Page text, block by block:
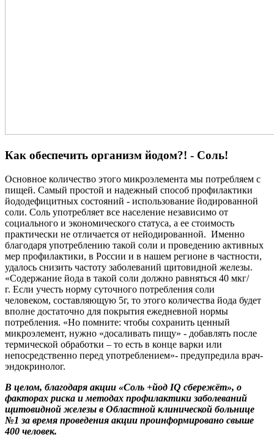
Как обеспечить организм йодом?! - Соль!
Основное количество этого микроэлемента мы потребляем с
пищей. Самый простой и надежный способ профилактики
йододефицитных состояний - использование йодированной
соли. Соль употребляет все население независимо от
социального и экономического статуса, а ее стоимость
практически не отличается от нейодированной. Именно
благодаря употреблению такой соли и проведению активных
мер профилактики, в России и в нашем регионе в частности,
удалось снизить частоту заболеваний щитовидной железы.
«Содержание йода в такой соли должно равняться 40 мкг/
г. Если учесть норму суточного потребления соли
человеком, составляющую 5г, то этого количества йода будет
вполне достаточно для покрытия ежедневной нормы
потребления. «Но помните: чтобы сохранить ценный
микроэлемент, нужно «досаливать пищу» - добавлять после
термической обработки – то есть в конце варки или
непосредственно перед употреблением»- предупредила врач-
эндокринолог.
В целом, благодаря акции «Соль +йод IQ сбережёт», о
факторах риска и методах профилактики заболеваний
щитовидной железы в Областной клинической больнице
№1 за время проведения акции проинформировано свыше
400 человек.